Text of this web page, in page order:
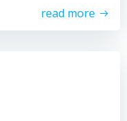
read more